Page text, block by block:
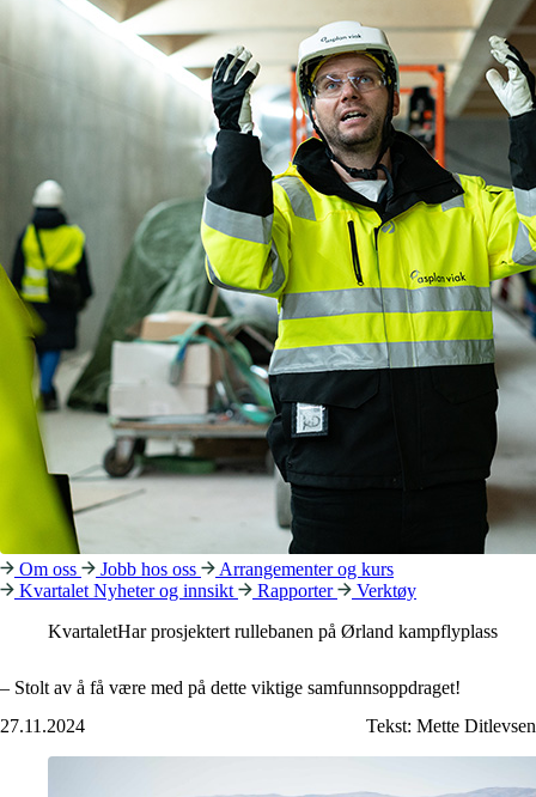
Om oss Jobb hos oss
Arrangementer og kurs
Kvartalet Nyheter og innsikt Rapporter
Verktøy
KvartaletHar prosjektert rullebanen på Ørland kampflyplass
– Stolt av å få være med på dette viktige samfunnsoppdraget!
27.11.2024
Tekst: Mette Ditlevsen